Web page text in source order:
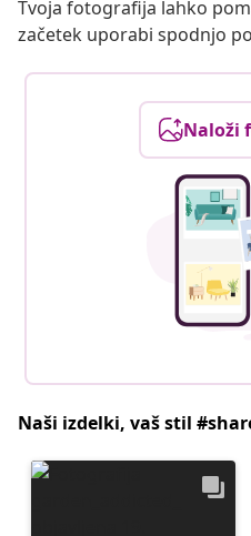
Tvoja fotografija lahko
začetek uporabi spodnjo
Naloži
Naši izdelki, vaš stil